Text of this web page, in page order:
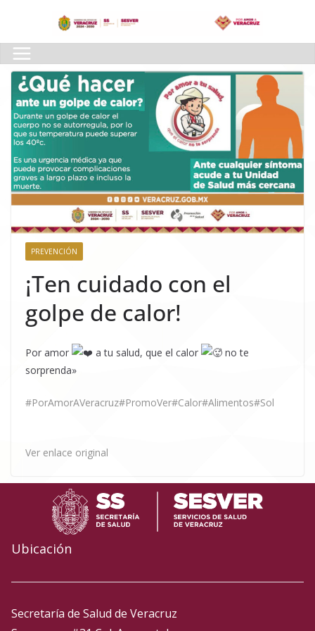
content
PREVENCIÓN
¡Ten cuidado con el
golpe de calor!
Por amor a tu salud, que el calor
no te
sorprenda»
#PorAmorAVeracruz#PromoVer#Calor#Alimentos#Sol
Ver enlace original
Ubicación
Secretaría de Salud de Veracruz